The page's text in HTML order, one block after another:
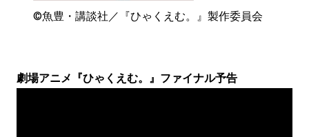
©魚豊・講談社／『ひゃくえむ。』製作委員会
劇場アニメ『ひゃくえむ。』ファイナル予告